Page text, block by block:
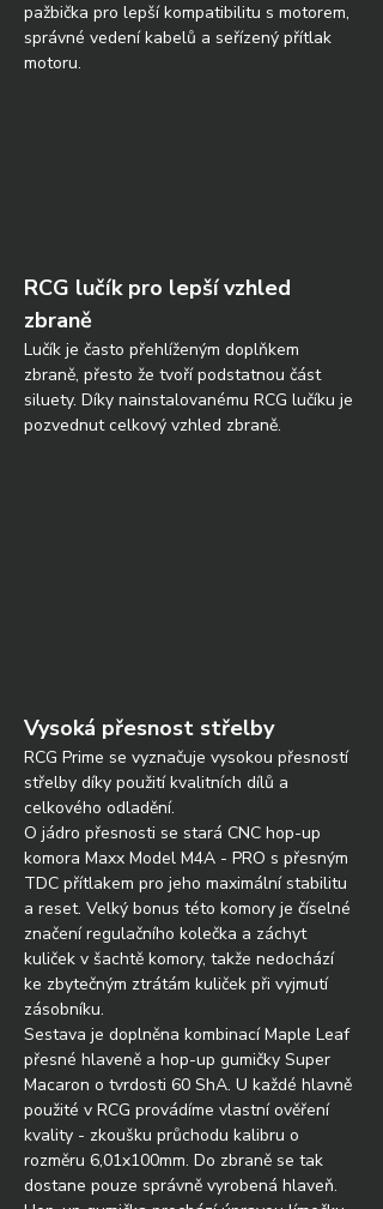
pažbička pro lepší kompatibilitu s motorem,
správné vedení kabelů a seřízený přítlak
motoru.
RCG lučík pro lepší vzhled
zbraně
Lučík je často přehlíženým doplňkem
zbraně, přesto že tvoří podstatnou část
siluety. Díky nainstalovanému RCG lučíku je
pozvednut celkový vzhled zbraně.
Vysoká přesnost střelby
RCG Prime se vyznačuje vysokou přesností
střelby díky použití kvalitních dílů a
celkového odladění.
O jádro přesnosti se stará CNC hop-up
komora Maxx Model M4A - PRO s přesným
TDC přítlakem pro jeho maximální stabilitu
a reset. Velký bonus této komory je číselné
značení regulačního kolečka a záchyt
kuliček v šachtě komory, takže nedochází
ke zbytečným ztrátám kuliček při vyjmutí
zásobníku.
Sestava je doplněna kombinací Maple Leaf
přesné hlaveně a hop-up gumičky Super
Macaron o tvrdosti 60 ShA. U každé hlavně
použité v RCG provádíme vlastní ověření
kvality - zkoušku průchodu kalibru o
rozměru 6,01x100mm. Do zbraně se tak
dostane pouze správně vyrobená hlaveň.